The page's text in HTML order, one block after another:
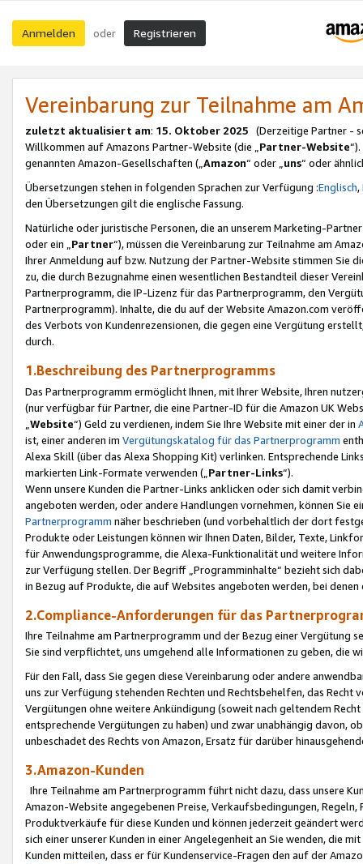
Anmelden oder Registrieren
Vereinbarung zur Teilnahme am
zuletzt aktualisiert am: 15. Oktober 2025 (Derzeitige Partner -
Willkommen auf Amazons Partner-Website (die „Partner-Website
genannten Amazon-Gesellschaften („Amazon“ oder „uns“ oder
Übersetzungen stehen in folgenden Sprachen zur Verfügung :Englisch,
den Übersetzungen gilt die englische Fassung.
Natürliche oder juristische Personen, die an unserem Marketing-
oder ein „Partner“), müssen die Vereinbarung zur Teilnahme am
Ihrer Anmeldung auf bzw. Nutzung der Partner-Website stimmen Sie
zu, die durch Bezugnahme einen wesentlichen Bestandteil dieser
Partnerprogramm, die IP-Lizenz für das Partnerprogramm, den
Partnerprogramm). Inhalte, die du auf der Website Amazon.com
des Verbots von Kundenrezensionen, die gegen eine Vergütung
durch.
1.Beschreibung des Partnerprogramms
Das Partnerprogramm ermöglicht Ihnen, mit Ihrer Website, Ihren
(nur verfügbar für Partner, die eine Partner-ID für die Amazon UK
Website“) Geld zu verdienen, indem Sie Ihre Website mit einer der in
ist, einer anderen im Vergütungskatalog für das Partnerprogramm
Alexa Skill (über das Alexa Shopping Kit) verlinken. Entsprechende
markierten Link-Formate verwenden („ Partner-Links“).
Wenn unsere Kunden die Partner-Links anklicken oder sich damit
angeboten werden, oder andere Handlungen vornehmen, können Sie
Partnerprogramm näher beschrieben (und vorbehaltlich der dort
Produkte oder Leistungen können wir Ihnen Daten, Bilder, Texte,
für Anwendungsprogramme, die Alexa-Funktionalität und weitere
zur Verfügung stellen. Der Begriff „Programminhalte“ bezieht sich
in Bezug auf Produkte, die auf Websites angeboten werden, bei
2.Compliance-Anforderungen für das
Ihre Teilnahme am Partnerprogramm und der Bezug einer Vergütung
Sie sind verpflichtet, uns umgehend alle Informationen zu geben, die
Für den Fall, dass Sie gegen diese Vereinbarung oder andere
uns zur Verfügung stehenden Rechten und Rechtsbehelfen, das
Vergütungen ohne weitere Ankündigung (soweit nach geltendem
entsprechende Vergütungen zu haben) und zwar unabhängig davon,
unbeschadet des Rechts von Amazon, Ersatz für darüber
3.Amazon-Kunden
Ihre Teilnahme am Partnerprogramm führt nicht dazu, dass unsere
Amazon-Website angegebenen Preise, Verkaufsbedingungen,
Produktverkäufe für diese Kunden und können jederzeit geändert
sich einer unserer Kunden in einer Angelegenheit an Sie wenden, die
Kunden mitteilen, dass er für Kundenservice-Fragen den auf der